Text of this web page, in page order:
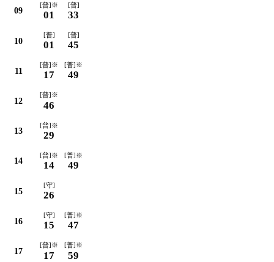
09
[普]※
01
[普]
33
10
[普]
01
[普]
45
11
[普]※
17
[普]※
49
12
[普]※
46
13
[普]※
29
14
[普]※
14
[普]※
49
15
[守]
26
16
[守]
15
[普]※
47
17
[普]※
17
[普]※
59